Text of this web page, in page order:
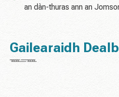
an dàn-thuras ann an
Gailearaidh